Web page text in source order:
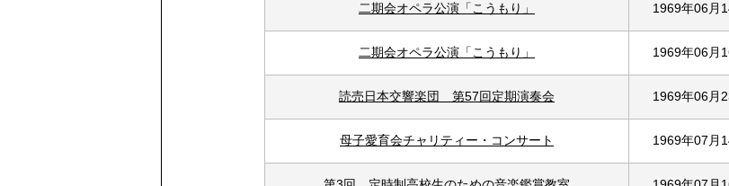
二期会オペラ公演「こうもり」 1969年06月
二期会オペラ公演「こうもり」 1969年06月
読売日本交響楽団 第57回定期演奏会 1969年06月
母子愛育会チャリティー・コンサート 1969年07月